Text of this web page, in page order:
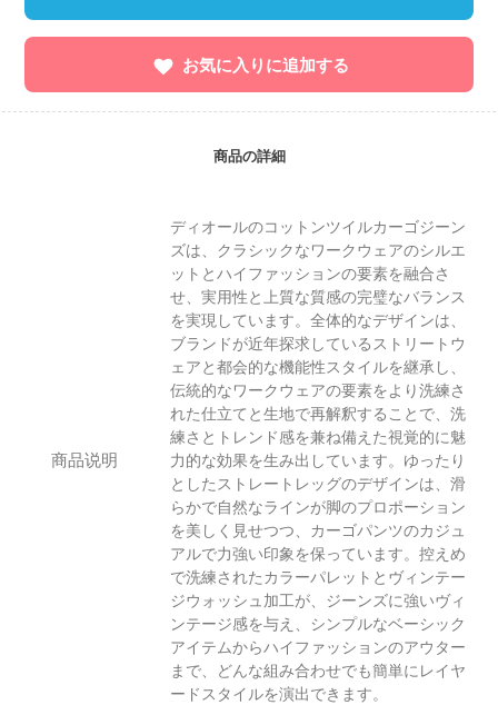
お気に入りに追加する
商品の詳細
商品说明
ディオールのコットンツイルカーゴジーン
ズは、クラシックなワークウェアのシルエ
ットとハイファッションの要素を融合さ
せ、実用性と上質な質感の完璧なバランス
を実現しています。全体的なデザインは、
ブランドが近年探求しているストリートウ
ェアと都会的な機能性スタイルを継承し、
伝統的なワークウェアの要素をより洗練さ
れた仕立てと生地で再解釈することで、洗
練さとトレンド感を兼ね備えた視覚的に魅
力的な効果を生み出しています。ゆったり
としたストレートレッグのデザインは、滑
らかで自然なラインが脚のプロポーション
を美しく見せつつ、カーゴパンツのカジュ
アルで力強い印象を保っています。控えめ
で洗練されたカラーパレットとヴィンテー
ジウォッシュ加工が、ジーンズに強いヴィ
ンテージ感を与え、シンプルなベーシック
アイテムからハイファッションのアウター
まで、どんな組み合わせでも簡単にレイヤ
ードスタイルを演出できます。